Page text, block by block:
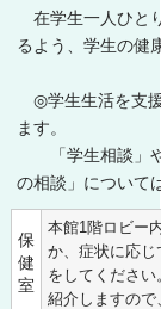
在学生一人ひと
るよう、学生の健
◎学生生活を支
ます。
「学生相談」や
の相談」について
保
健
室
本館1階ロビー
か、症状に応
をしてくださ
紹介しますので